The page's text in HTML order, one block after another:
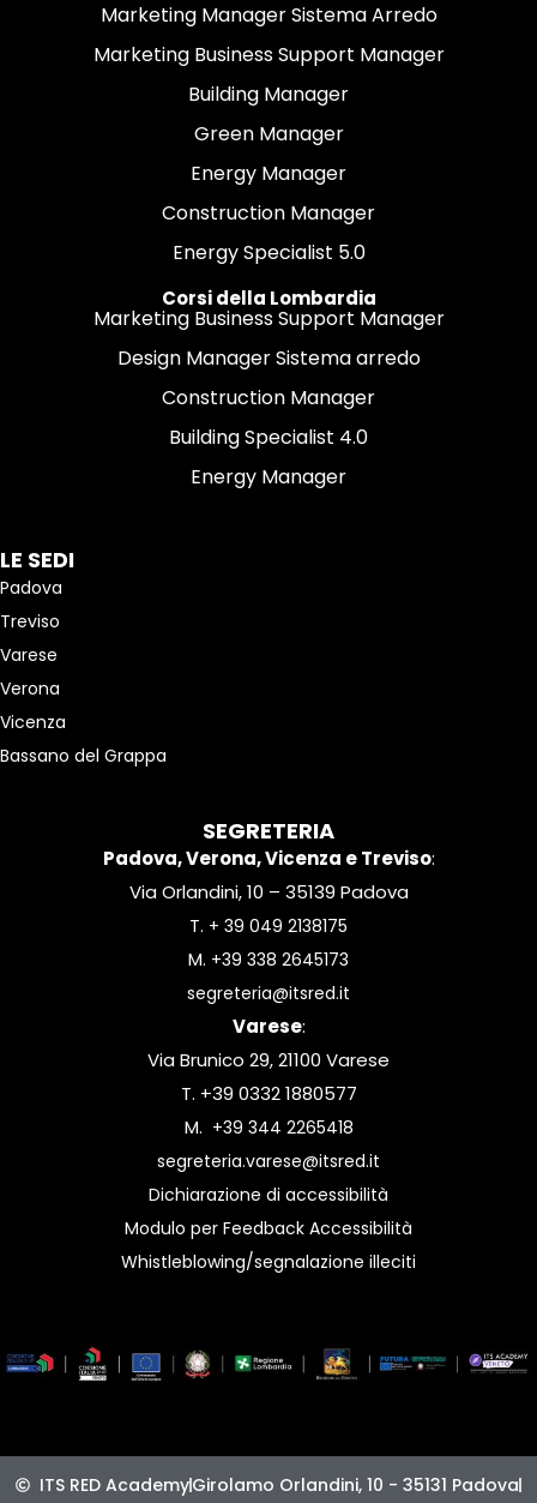
Marketing Manager Sistema Arredo
Marketing Business Support Manager
Building Manager
Green Manager
Energy Manager
Construction Manager
Energy Specialist 5.0
Corsi della Lombardia
Marketing Business Support Manager
Design Manager Sistema arredo
Construction Manager
Building Specialist 4.0
Energy Manager
LE SEDI
Padova
Treviso
Varese
Verona
Vicenza
Bassano del Grappa
SEGRETERIA
Padova, Verona, Vicenza e Treviso:
Via Orlandini, 10 – 35139 Padova
T. + 39 049 2138175
M. +39 338 2645173
segreteria@itsred.it
Varese:
Via Brunico 29, 21100 Varese
T. +39 0332 1880577
M. +39 344 2265418
segreteria.varese@itsred.it
Dichiarazione di accessibilità
Modulo per Feedback Accessibilità
Whistleblowing/segnalazione illeciti
ITS RED AcademyGirolamo Orlandini, 10 - 35131 Padova